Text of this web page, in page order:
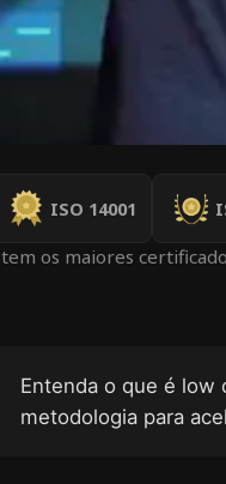
ISO 14001
tem os maiores
Entenda o que é low
metodologia para